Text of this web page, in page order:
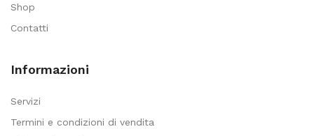
Shop
Contatti
Informazioni
Servizi
Termini e condizioni di vendita